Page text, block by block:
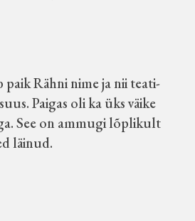
paik Rähni nime ja nii teati-
Paigas oli ka üks väike
See on ammugi lõplikult
läinud.